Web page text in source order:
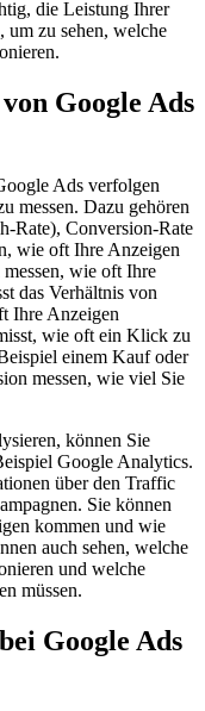
die Leistung Ihrer
um zu sehen, welche
Google Ads
Ads verfolgen
messen. Dazu gehören
Rate), Conversion-Rate
wie oft Ihre Anzeigen
wie oft Ihre
das Verhältnis von
Ihre Anzeigen
wie oft ein Klick zu
einem Kauf oder
messen, wie viel Sie
können Sie
Google Analytics.
über den Traffic
Sie können
kommen und wie
auch sehen, welche
und welche
müssen.
Google Ads